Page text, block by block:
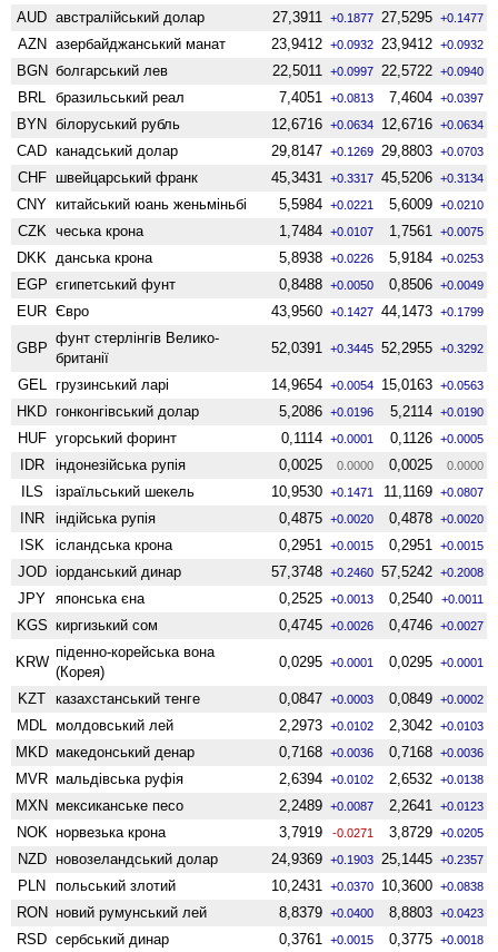
AUD австралійський долар 27,3911 +0.1877 27,5295 +0.1477
AZN азербайджанський манат 23,9412 +0.0932 23,9412 +0.0932
BGN болгарський лев 22,5011 +0.0997 22,5722 +0.0940
BRL бразильський реал 7,4051 +0.0813 7,4604 +0.0397
BYN білоруський рубль 12,6716 +0.0634 12,6716 +0.0634
CAD канадський долар 29,8147 +0.1269 29,8803 +0.0703
CHF швейцарський франк 45,3431 +0.3317 45,5206 +0.3134
CNY китайський юань женьмiньбi 5,5984 +0.0221 5,6009 +0.0210
CZK чеська крона 1,7484 +0.0107 1,7561 +0.0075
DKK данська крона 5,8938 +0.0226 5,9184 +0.0253
EGP єгипетський фунт 0,8488 +0.0050 0,8506 +0.0049
EUR Євро 43,9560 +0.1427 44,1473 +0.1799
GBP
фунт стерлінгів Велико­
британії
52,0391 +0.3445 52,2955 +0.3292
GEL грузинський ларі 14,9654 +0.0054 15,0163 +0.0563
HKD гонконгівський долар 5,2086 +0.0196 5,2114 +0.0190
HUF угорський форинт 0,1114 +0.0001 0,1126 +0.0005
IDR індонезійська рупія 0,0025 0.0000 0,0025 0.0000
ILS ізраїльський шекель 10,9530 +0.1471 11,1169 +0.0807
INR індійська рупія 0,4875 +0.0020 0,4878 +0.0020
ISK ісландська крона 0,2951 +0.0015 0,2951 +0.0015
JOD іорданський динар 57,3748 +0.2460 57,5242 +0.2008
JPY японська єна 0,2525 +0.0013 0,2540 +0.0011
KGS киргизький сом 0,4745 +0.0026 0,4746 +0.0027
KRW
піденно-корейська вона
(Корея)
0,0295 +0.0001 0,0295 +0.0001
KZT казахстанський тенге 0,0847 +0.0003 0,0849 +0.0002
MDL молдовський лей 2,2973 +0.0102 2,3042 +0.0103
MKD македонський денар 0,7168 +0.0036 0,7168 +0.0036
MVR мальдівська руфія 2,6394 +0.0102 2,6532 +0.0138
MXN мексиканське песо 2,2489 +0.0087 2,2641 +0.0123
NOK норвезька крона 3,7919 -0.0271 3,8729 +0.0205
NZD ново­зеландський долар 24,9369 +0.1903 25,1445 +0.2357
PLN польський злотий 10,2431 +0.0370 10,3600 +0.0838
RON новий румунський лей 8,8379 +0.0400 8,8803 +0.0423
RSD сербський динар 0,3761 +0.0015 0,3775 +0.0018